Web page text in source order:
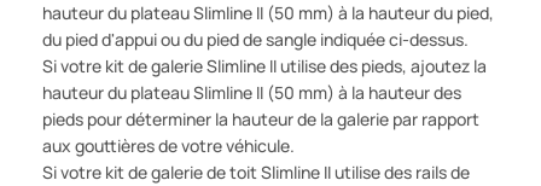
hauteur du plateau Slimline II (50 mm) à la hauteur du pied,
du pied d'appui ou du pied de sangle indiquée ci-dessus.
Si votre kit de galerie Slimline II utilise des pieds, ajoutez la
hauteur du plateau Slimline II (50 mm) à la hauteur des
pieds pour déterminer la hauteur de la galerie par rapport
aux gouttières de votre véhicule.
Si votre kit de galerie de toit Slimline II utilise des rails de